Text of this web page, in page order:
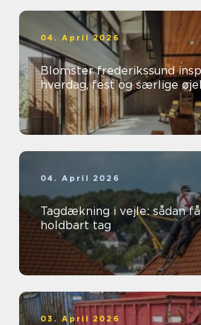
04. April 2026
Blomster frederikssund inspiration til
hverdag, fest og særlige
04. April 2026
Tagdækning i vejle: sådan
holdbart tag
03. April 2026